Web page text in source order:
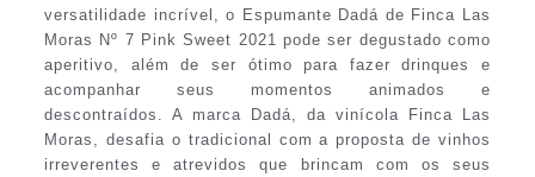
versatilidade incrível, o Espumante Dadá de Finca Las
Moras Nº 7 Pink Sweet 2021 pode ser degustado como
aperitivo, além de ser ótimo para fazer drinques e
acompanhar seus momentos animados e
descontraídos. A marca Dadá, da vinícola Finca Las
Moras, desafia o tradicional com a proposta de vinhos
irreverentes e atrevidos que brincam com os seus